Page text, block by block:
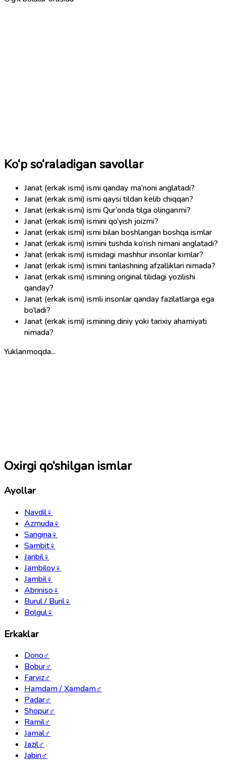
Ko‘p so‘raladigan savollar
Janat (erkak ismi) ismi qanday ma’noni anglatadi?
Janat (erkak ismi) ismi qaysi tildan kelib chiqqan?
Janat (erkak ismi) ismi Qur’onda tilga olinganmi?
Janat (erkak ismi) ismini qo‘yish joizmi?
Janat (erkak ismi) ismi bilan boshlangan boshqa ismlar
Janat (erkak ismi) ismini tushda ko‘rish nimani anglatadi?
Janat (erkak ismi) ismidagi mashhur insonlar kimlar?
Janat (erkak ismi) ismini tanlashning afzalliklari nimada?
Janat (erkak ismi) ismining original tilidagi yozilishi
qanday?
Janat (erkak ismi) ismli insonlar qanday fazilatlarga ega
bo‘ladi?
Janat (erkak ismi) ismining diniy yoki tarixiy ahamiyati
nimada?
Yuklanmoqda...
Oxirgi qo‘shilgan ismlar
Ayollar
Navdil♀
Azmuda♀
Sangina♀
Sambit♀
Janbil♀
Jambiloy♀
Jambil♀
Abriniso♀
Burul / Buril♀
Bolgul♀
Erkaklar
Dono♂
Bobur♂
Farviz♂
Hamdam / Xamdam♂
Padar♂
Shopur♂
Ramil♂
Jamal♂
Jazil♂
Jabin♂